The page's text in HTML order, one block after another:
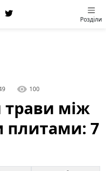
Розділи
100
трави між
плитами: 7